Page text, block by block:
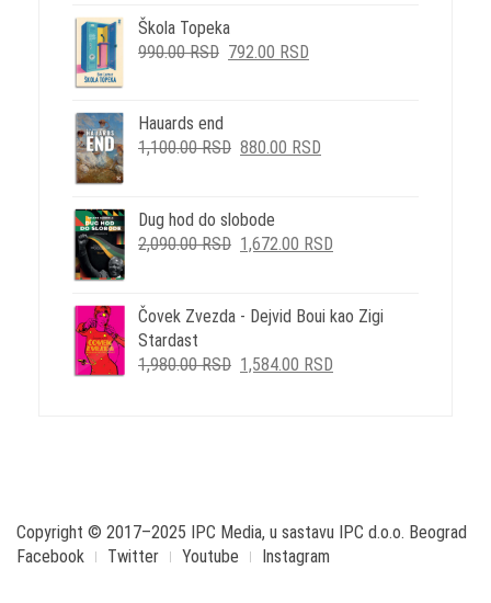
BILA:
880.00 RSD.
Škola Topeka
990.00RSD ORIGINALNA
990.00 RSD.
792.00 RSD
Hauards end
1,100.00RSD ORIGINALNA
BILA:
1,100.00 RSD.
880.00 RSD
Dug hod do slobode
2,090.00RSD ORIGINALNA
BILA:
1,672.00 RSD
1,672.00 RSD.
Čovek Zvezda - Dejvid Boui kao Zigi
Stardast
1,980.00RSD ORIGINALNA
1,584.00 RSD
Copyright © 2017–2025 IPC Media, u sastavu IPC d.o.o. Beograd
Facebook
Twitter Youtube Instagram